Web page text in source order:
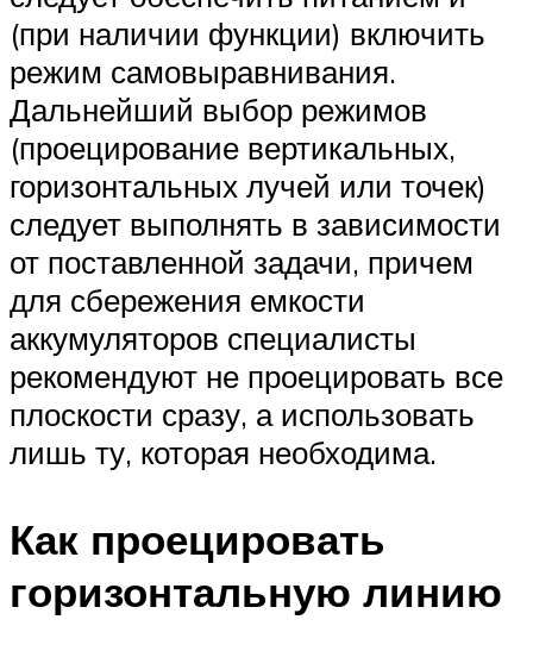
(при наличии функции) включить
режим самовыравнивания.
Дальнейший выбор режимов
(проецирование вертикальных,
горизонтальных лучей или точек)
следует выполнять в зависимости
от поставленной задачи, причем
для сбережения емкости
аккумуляторов специалисты
рекомендуют не проецировать все
плоскости сразу, а использовать
лишь ту, которая необходима.
Как проецировать
горизонтальную линию